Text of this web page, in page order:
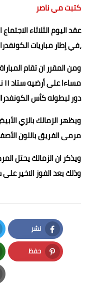
كتبت مي ناصر
عقد اليوم الثلاثاء
،في إطار مباريات
ومن المقرر ان تقام
دور لبطوله كأس
ويظهر الزمالك بالزي
مرمى الفريق باللون
وذلك بعد الفوز الاخير
نشر
Facebook
حفظ
Pinterest